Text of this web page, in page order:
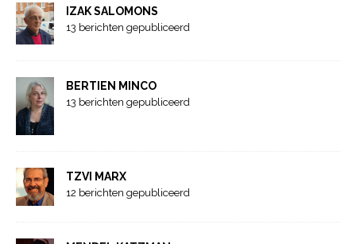
IZAK SALOMONS
13 berichten gepubliceerd
BERTIEN MINCO
13 berichten gepubliceerd
TZVI MARX
12 berichten gepubliceerd